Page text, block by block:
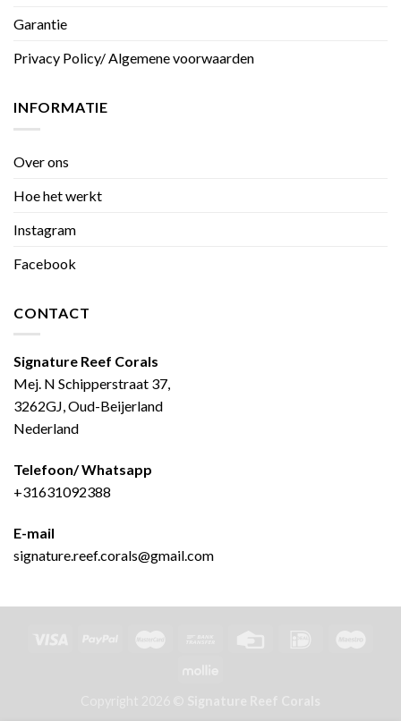
Garantie
Privacy Policy/ Algemene voorwaarden
INFORMATIE
Over ons
Hoe het werkt
Instagram
Facebook
CONTACT
Signature Reef Corals
Mej. N Schipperstraat 37,
3262GJ, Oud-Beijerland
Nederland
Telefoon/ Whatsapp
+31631092388
E-mail
signature.reef.corals@gmail.com